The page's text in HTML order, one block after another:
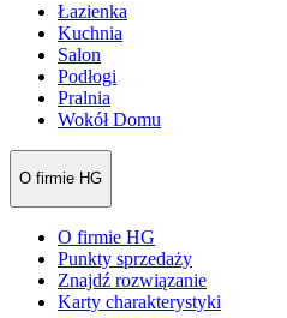
Łazienka
Kuchnia
Salon
Podłogi
Pralnia
Wokół Domu
O firmie HG
O firmie HG
Punkty sprzedaży
Znajdź rozwiązanie
Karty charakterystyki